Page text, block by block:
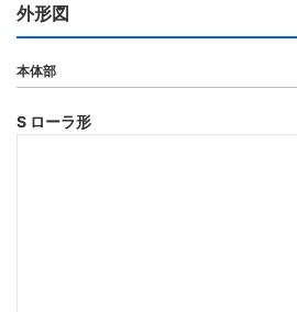
外形図
本体部
S ローラ形